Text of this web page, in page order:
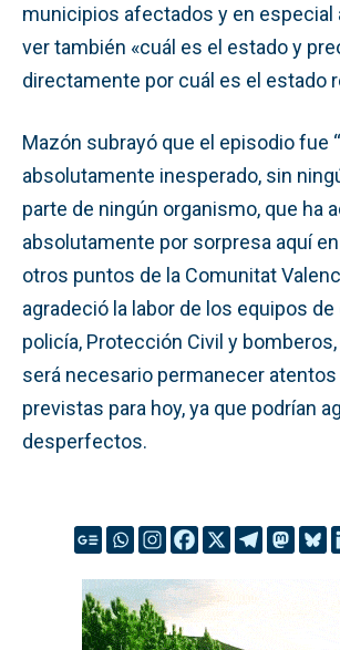
municipios afectados y en especial
ver también «cuál es el estado y
directamente por cuál es el estado
Mazón subrayó que el episodio fue
absolutamente inesperado, sin
parte de ningún organismo, que ha
absolutamente por sorpresa aquí
otros puntos de la Comunitat
agradeció la labor de los equipos
policía, Protección Civil y
será necesario permanecer atentos
previstas para hoy, ya que podrían
desperfectos.